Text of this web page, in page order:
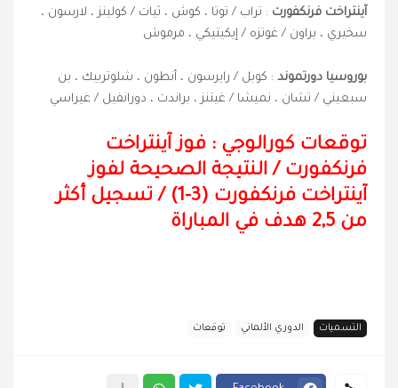
آينتراخت فرنكفورت : تراب / توتا ، كوش ، ثيات / كولينز ، لارسون ،
سخيري ، براون / غوتزه / إيكيتيكي ، مرموش
بوروسيا دورتموند : كوبل / رايرسون ، أنطون ، شلوتربيك ، بن
سبعيني / تشان ، نميشا / غيتنز ، براندت ، دورانفيل / غيراسي
توقعات كورالوجي : فوز آينتراخت
فرنكفورت /النتيجة الصحيحة لفوز
آينتراخت فرنكفورت (3-1) / تسجيل أكثر
من 2,5 هدف في المباراة
التسميات الدوري الألماني توقعات